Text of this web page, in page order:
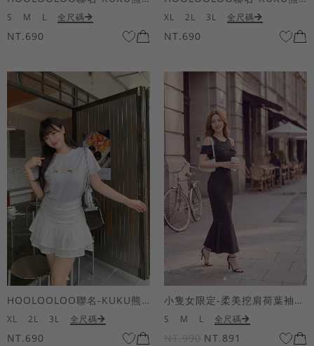
S M L 全尺碼
NT.690
XL 2L 3L 全尺碼
NT.690
HOOLOOLOO聯名-KUKU熊蝴蝶結短袖上衣
XL 2L 3L 全尺碼
NT.690
小隻女限定-柔美挖肩荷葉袖魚尾長洋裝
S M L 全尺碼
NT.990 NT.891